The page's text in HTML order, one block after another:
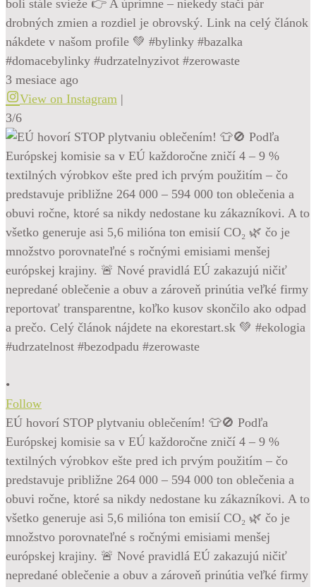
boli stále svieže 👉 A úprimne – niekedy stačí pár
drobných zmien a rozdiel je obrovský. Link na celý článok
nákdete v našom profile 💚 #bylinky #bazalka
#domacebylinky #udrzatelnyzivot #zerowaste
3 mesiace ago
View on Instagram |
3/6
•
Follow
EÚ hovorí STOP plytvaniu oblečením! 👕🚫 Podľa
Európskej komisie sa v EÚ každoročne zničí 4 – 9 %
textilných výrobkov ešte pred ich prvým použitím – čo
predstavuje približne 264 000 – 594 000 ton oblečenia a
obuvi ročne, ktoré sa nikdy nedostane ku zákazníkovi. A to
všetko generuje asi 5,6 milióna ton emisií CO₂ 🌿 čo je
množstvo porovnateľné s ročnými emisiami menšej
európskej krajiny. 🚨 Nové pravidlá EÚ zakazujú ničiť
nepredané oblečenie a obuv a zároveň prinútia veľké firmy